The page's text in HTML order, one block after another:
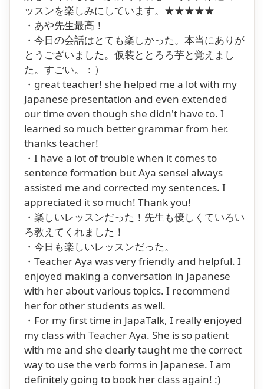
ッスンを楽しみにしています。★★★★★
・あや先生最高！
・今日の会話はとても楽しかった。本当にありが
とうございました。仮装ととろろ芋と覚えまし
た。すごい。：）
・great teacher! she helped me a lot with my
Japanese presentation and even extended
our time even though she didn't have to. I
learned so much better grammar from her.
thanks teacher!
・I have a lot of trouble when it comes to
sentence formation but Aya sensei always
assisted me and corrected my sentences. I
appreciated it so much! Thank you!
・楽しいレッスンだった！先生も優しくていろい
ろ教えてくれました！
・今日も楽しいレッスンだった。
・Teacher Aya was very friendly and helpful. I
enjoyed making a conversation in Japanese
with her about various topics. I recommend
her for other students as well.
・For my first time in JapaTalk, I really enjoyed
my class with Teacher Aya. She is so patient
with me and she clearly taught me the correct
way to use the verb forms in Japanese. I am
definitely going to book her class again! :)